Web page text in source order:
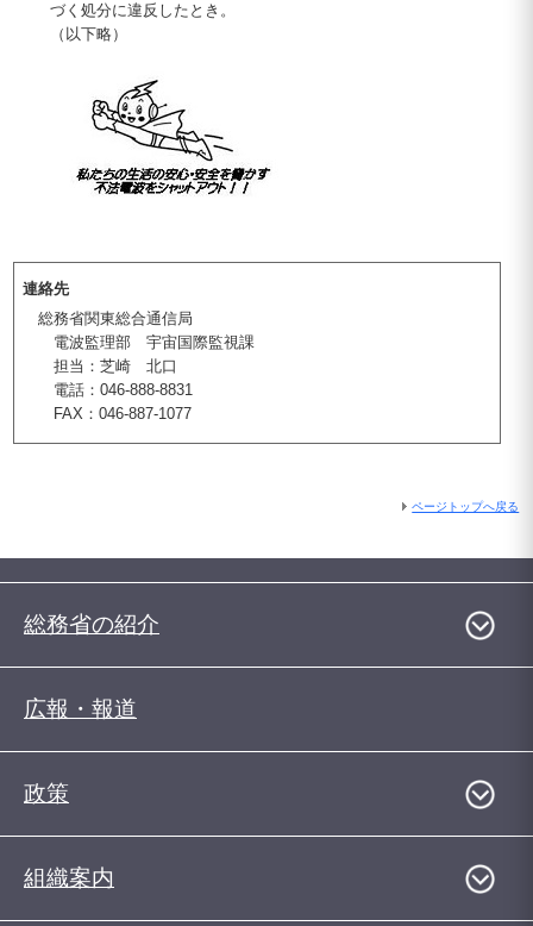
づく処分に違反したとき。
（以下略）
連絡先
総務省関東総合通信局
電波監理部 宇宙国際監視課
担当：芝崎 北口
電話：046-888-8831
FAX：046-887-1077
ページトップへ戻る
総務省の紹介
広報・報道
政策
組織案内